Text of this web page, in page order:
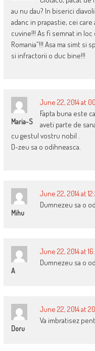
au nu dau? In biserici
adanc in prapastie, cei
cuvine!!! As fi semnat in
Romania”!!! Asa ma simt
si infractorii o duc bine!!!
Maria-S
June 22, 2014 at
Fapta buna este
aveti parte de
cu gestul vostru nobil .
D-zeu sa o odihneasca.
Mihu
June 22, 2014 at
Dumnezeu sa o
A
June 22, 2014 at
Dumnezeu sa o
Doru
June 22, 2014 at
Va imbratisez